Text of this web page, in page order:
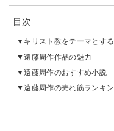
目次
キリスト教をテーマとす
遠藤周作作品の魅力
遠藤周作のおすすめ小説
遠藤周作の売れ筋ランキ